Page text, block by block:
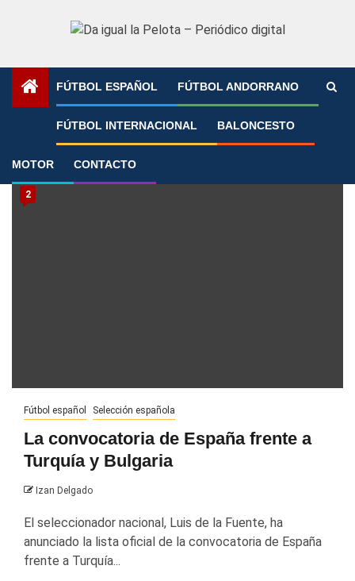
FÚTBOL ESPAÑOL FÚTBOL ANDORRANO
FÚTBOL INTERNACIONAL BALONCESTO
MOTOR CONTACTO
»
Convocatoria
2
Fútbol español Selección española
La convocatoria de España frente a
Turquía y Bulgaria
Izan Delgado
El seleccionador nacional, Luis de la Fuente, ha
anunciado la lista oficial de la convocatoria de España
frente a Turquía...